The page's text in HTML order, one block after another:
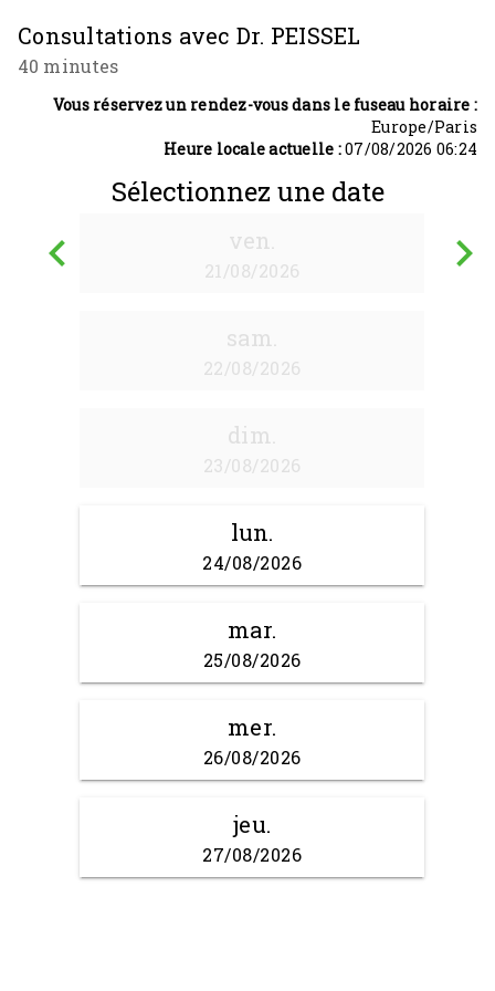
Consultations avec Dr. PEISSEL
40 minutes
Vous réservez un rendez-vous dans le fuseau horaire :
Europe/Paris
Heure locale actuelle :07/08/2026 06:24
Sélectionnez une date
keyboard_arrow_left keyboard_arrow_right
ven.
21/08/2026
sam.
22/08/2026
dim.
23/08/2026
lun.
24/08/2026
mar.
25/08/2026
mer.
26/08/2026
jeu.
27/08/2026